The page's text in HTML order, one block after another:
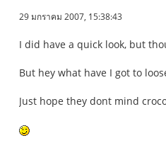
29 มกราคม 2007, 15:38:43
I did have a quick look, but
But hey what have I got to
Just hope they dont mind